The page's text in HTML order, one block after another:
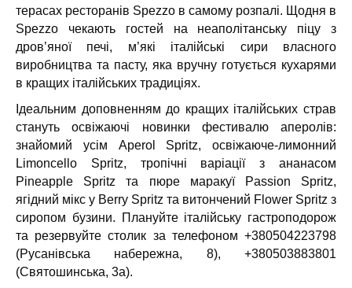
терасах ресторанів Spezzo в самому розпалі. Щодня в
Spezzo чекають гостей на неаполітанську піцу з
дров’яної печі, м’які італійські сири власного
виробництва та пасту, яка вручну готується кухарями
в кращих італійських традиціях.
Ідеальним доповненням до кращих італійських страв
стануть освіжаючі новинки фестивалю аперолів:
знайомий усім Aperol Spritz, освіжаюче-лимонний
Limoncello Spritz, тропічні варіації з ананасом
Pineapple Spritz та пюре маракуї Passion Spritz,
ягідний мікс у Berry Spritz та витончений Flower Spritz з
сиропом бузини. Плануйте італійську гастроподорож
та резервуйте столик за телефоном +380504223798
(Русанівська набережна, 8), +380503883801
(Святошинська, 3а).